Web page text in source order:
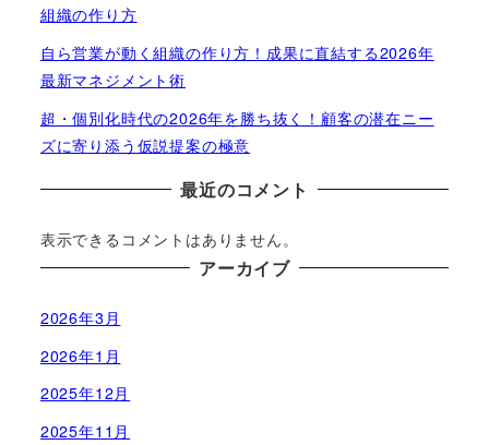
組織の作り方
自ら営業が動く組織の作り方！成果に直結する2026年
最新マネジメント術
超・個別化時代の2026年を勝ち抜く！顧客の潜在ニー
ズに寄り添う仮説提案の極意
最近のコメント
表示できるコメントはありません。
アーカイブ
2026年3月
2026年1月
2025年12月
2025年11月